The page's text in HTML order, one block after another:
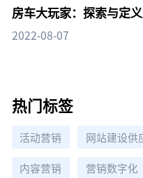
房车大玩家：探索与定
2022-08-07
热门标签
活动营销 网站建设供
内容营销 营销数字化